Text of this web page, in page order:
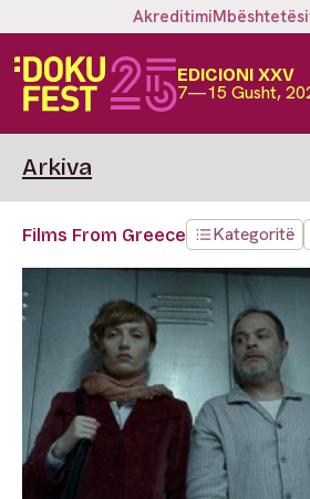
Akreditimi
EDICIONI XXV
7—15 Gusht,
Arkiva
Films From Greece Kategoritë